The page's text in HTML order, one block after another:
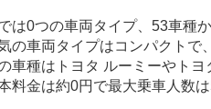
は0つの車両タイプ、53車種
の車両タイプはコンパクトで
車種はトヨタ ルーミーやト
料金は約0円で最大乗車人数